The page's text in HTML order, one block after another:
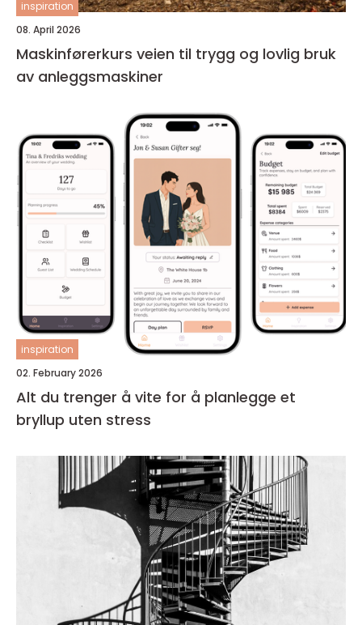
inspiration
08. April 2026
Maskinførerkurs veien til trygg og lovlig bruk
av anleggsmaskiner
inspiration
02. February 2026
Alt du trenger å vite for å planlegge et
bryllup uten stress